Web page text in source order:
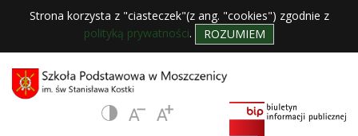
Strona korzysta z "ciasteczek"(z ang. "cookies") zgodnie z
polityką prywatności. ROZUMIEM